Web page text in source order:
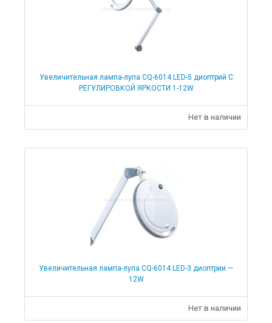
Увеличительная лампа-лупа CQ-6014 LED-5 диоптрий С
РЕГУЛИРОВКОЙ ЯРКОСТИ 1-12W
Нет в наличии
Увеличительная лампа-лупа CQ-6014 LED-3 диоптрии —
12W
Нет в наличии